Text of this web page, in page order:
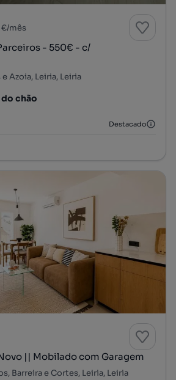
€/mês
- 550€ - c/
Azoia, Leiria, Leiria
do chão
Destacado
|| Mobilado com Garagem
Barreira e Cortes, Leiria, Leiria